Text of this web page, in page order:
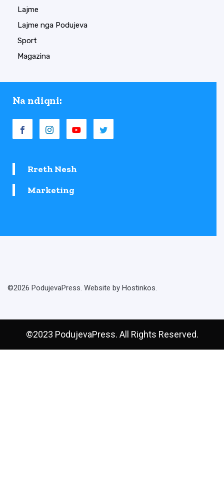
Lajme
Lajme nga Podujeva
Sport
Magazina
Na ndiqni:
Rreth Nesh
Marketing
©2026 PodujevaPress. Website by Hostinkos.
©2023 PodujevaPress. All Rights Reserved.